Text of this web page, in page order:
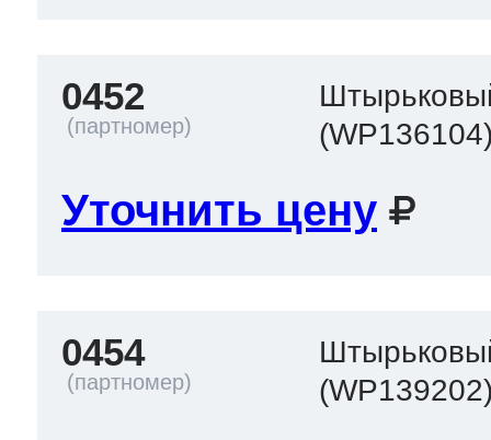
0452
Уточнить цену
0454